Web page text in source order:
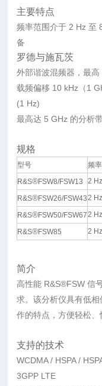
主要特点
频率范围介于 2 Hz 至
备
罗德与施瓦茨
外部谐波混频器，最高
载频偏移 10 kHz（1
(1 Hz)
最高达 5 GHz 的分析
规格
型号
频
R&S®FSW8/FSW13 2
R&S®FSW26/FSW432
R&S®FSW50/FSW672
R&S®FSW85 2
简介
高性能 R&S®FSW 信
求。该分析仪具有低
作的特点，方便轻松、
支持的技术
WCDMA / HSPA /
3GPP LTE